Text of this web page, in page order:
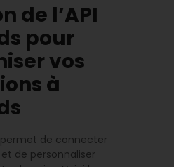
de l’API
pour
vos
à
permet de connecter
de personnaliser